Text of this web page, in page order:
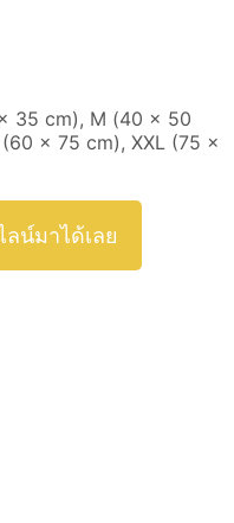
35 cm), M (40 x 50
x 75 cm), XXL (75 x
น์มาได้เลย